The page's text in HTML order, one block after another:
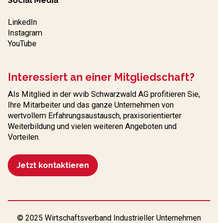
LinkedIn
Instagram
YouTube
Interessiert an einer Mitgliedschaft?
Als Mitglied in der wvib Schwarzwald AG profitieren Sie,
Ihre Mitarbeiter und das ganze Unternehmen von
wertvollem Erfahrungs­austausch, praxisorientierter
Weiterbildung und vielen weiteren Angeboten und
Vorteilen.
Jetzt kontaktieren
© 2025 Wirtschaftsverband Industrieller Unternehmen